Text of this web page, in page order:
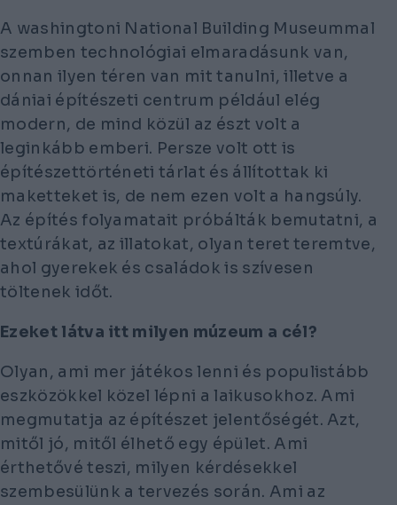
A washingtoni National Building Museummal
szemben technológiai elmaradásunk van,
onnan ilyen téren van mit tanulni, illetve a
dániai építészeti centrum például elég
modern, de mind közül az észt volt a
leginkább emberi. Persze volt ott is
építészettörténeti tárlat és állítottak ki
maketteket is, de nem ezen volt a hangsúly.
Az építés folyamatait próbálták bemutatni, a
textúrákat, az illatokat, olyan teret teremtve,
ahol gyerekek és családok is szívesen
töltenek időt.
Ezeket látva itt milyen múzeum a cél?
Olyan, ami mer játékos lenni és populistább
eszközökkel közel lépni a laikusokhoz. Ami
megmutatja az építészet jelentőségét. Azt,
mitől jó, mitől élhető egy épület. Ami
érthetővé teszi, milyen kérdésekkel
szembesülünk a tervezés során. Ami az